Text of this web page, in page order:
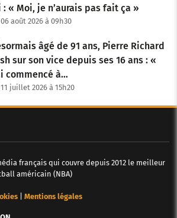
: « Moi, je n’aurais pas fait ça »
06 août 2026 à 09h30
âgé de 91 ans, Pierre Richard
sur son vice depuis ses 16 ans : «
commencé à…
11 juillet 2026 à 15h20
français qui couvre depuis 2012 le meilleur
américain (NBA)
| Mentions légales